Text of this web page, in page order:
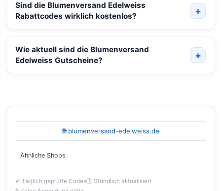
Sind die Blumenversand Edelweiss
Rabattcodes wirklich kostenlos?
Wie aktuell sind die Blumenversand
Edelweiss Gutscheine?
🌐 blumenversand-edelweiss.de
Ähnliche Shops
✔ Täglich geprüfte Codes🕐 Stündlich aktualisiert